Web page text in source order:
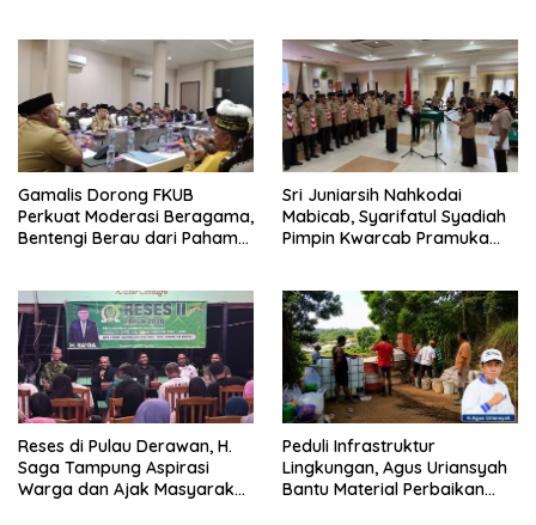
Gamalis Dorong FKUB
Perkuat Moderasi Beragama,
Bentengi Berau dari Paham
Sri Juniarsih Nahkodai
Mabicab, Syarifatul Syadiah
Pimpin Kwarcab Pramuka
Reses di Pulau Derawan, H.
Saga Tampung Aspirasi
Warga dan Ajak Masyarakat
Peduli Infrastruktur
Lingkungan, Agus Uriansyah
Bantu Material Perbaikan